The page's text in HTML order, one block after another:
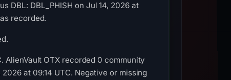
DBL: DBL_PHISH on Jul 14, 2026 at
recorded.
AlienVault OTX recorded 0 community
at 09:14 UTC. Negative or missing